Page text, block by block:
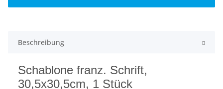
Beschreibung
Schablone franz. Schrift,
30,5x30,5cm, 1 Stück